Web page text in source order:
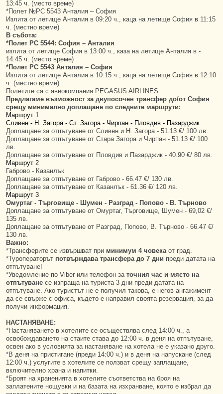
13:45 ч. (место време)
*Полет №PC 5543 Анталия – София
Излита от летище Анталия в 09:20 ч., каца на летище София в 11:15
ч. (местно време)
В събота:
*Полет PC 5544: София – Анталия
излита от летище София в 13:00 ч., каза на летище Анталия в -
14:45 ч. (место време)
*Полет PC 5543 Анталия – София
Излита от летище Анталия в 10:15 ч., каца на летище София в 12:10
ч. (местно време)
Полетите са с авиокомпания PEGASUS AIRLINES.
Предлагаме възможност за двупосочен трансфер до/от София
срещу минимално доплащане по следните маршрути:
Маршрут 1
Сливен - Н. Загора - Ст. Загора - Чирпан - Пловдив - Пазарджик
Доплащане за отпътуване от Сливен и Н. Загора - 51.13 €/ 100 лв.
Доплащане за отпътуване от Стара Загора и Чирпан - 51.13 €/ 100
лв.
Доплащане за отпътуване от Пловдив и Пазарджик - 40.90 €/ 80 лв.
Маршрут 2
Габрово - Казанлък
Доплащане за отпътуване от Габрово - 66.47 €/ 130 лв.
Доплащане за отпътуване от Казанлък - 61.36 €/ 120 лв.
Маршрут 3
Омуртаг - Търговище - Шумен - Разград - Попово - В. Търново
Доплащане за отпътуване от Омуртаг, Търговище, Шумен - 69,02 €/
135 лв.
Доплащане за отпътуване от Разград, Попово, В. Търново - 66.47 €/
130 лв.
Важно:
*Трансферите се извършват при минимум 4 човекаот град.
*Туроператорът потвърждава трансфера до 7 дни преди датата на
отпътуване!
*Уведомление по Viber или телефон за точния час и място на
отпътуване се изпраща на туриста 3 дни преди датата на
отпътуване. Ако туристът не е получил такова, е негов ангажимент
да се свърже с офиса, където е направил своята резервация, за да
получи информация.
НАСТАНЯВАНЕ:
*Настаняването в хотелите се осъществява след 14:00 ч., а
освобождаването на стаите става до 12:00 ч. в деня на отпътуване,
освен ако в условията за настаняване на хотела не е указано друго.
*В деня на пристигане (преди 14:00 ч.) и в деня на напускане (след
12:00 ч.) услугите в хотелите се ползват срещу заплащане,
включително храна и напитки.
*Броят на храненията в хотелите съответства на броя на
заплатените нощувки и на базата на изхранване, която е избрал да